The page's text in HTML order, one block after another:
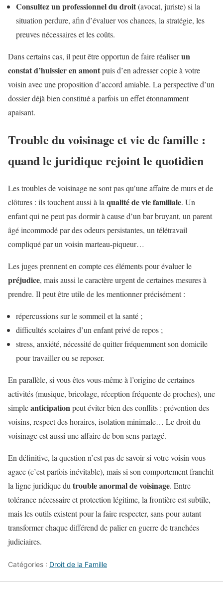
Consultez un professionnel du droit(avocat, juriste) si la
situation perdure, afin d’évaluer vos chances, la stratégie, les
preuves nécessaires et les coûts.
Dans certains cas, il peut être opportun de faire réaliserun
constat d’huissier en amontpuis d’en adresser copie à votre
voisin avec une proposition d’accord amiable. La perspective d’un
dossier déjà bien constitué a parfois un effet étonnamment
apaisant.
Trouble du voisinage et vie de famille :
quand le juridique rejoint le quotidien
Les troubles de voisinage ne sont pas qu’une affaire de murs et de
clôtures : ils touchent aussi à la qualité de vie familiale. Un
enfant qui ne peut pas dormir à cause d’un bar bruyant, un parent
âgé incommodé par des odeurs persistantes, un télétravail
compliqué par un voisin marteau-piqueur…
Les juges prennent en compte ces éléments pour évaluer le
préjudice, mais aussi le caractère urgent de certaines mesures à
prendre. Il peut être utile de les mentionner précisément :
répercussions sur le sommeil et la santé ;
difficultés scolaires d’un enfant privé de repos ;
stress, anxiété, nécessité de quitter fréquemment son domicile
pour travailler ou se reposer.
En parallèle, si vous êtes vous-même à l’origine de certaines
activités (musique, bricolage, réception fréquente de proches), une
simpleanticipationpeut éviter bien des conflits : prévention des
voisins, respect des horaires, isolation minimale… Le droit du
voisinage est aussi une affaire de bon sens partagé.
En définitive, la question n’est pas de savoir si votre voisin vous
agace (c’est parfois inévitable), mais si son comportement franchit
la ligne juridique du trouble anormal de voisinage. Entre
tolérance nécessaire et protection légitime, la frontière est subtile,
mais les outils existent pour la faire respecter, sans pour autant
transformer chaque différend de palier en guerre de tranchées
judiciaires.
Catégories : Droit de la Famille